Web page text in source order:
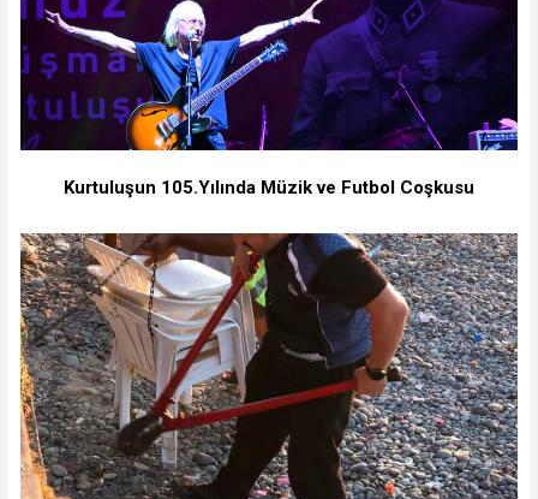
Kurtuluşun 105.Yılında Müzik ve Futbol Coşkusu